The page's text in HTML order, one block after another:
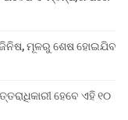
ଜିନିଷ, ମୂଳରୁ ଶେଷ ହୋଇଯିବ
ହେବେ ଏହି ୧୦